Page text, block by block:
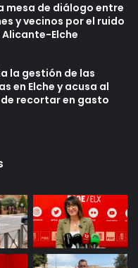
mesa de diálogo entre
y vecinos por el ruido
Elche
la gestión de las
en Elche y acusa al
recortar en gasto